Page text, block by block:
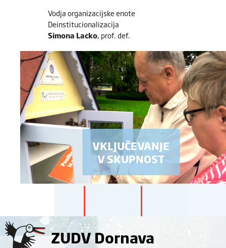
Vodja organizacijske enote
Deinstitucionalizacija
Simona Lacko, prof. def.
VKLJUČEVANJE
V SKUPNOST
ZUDV Dornava